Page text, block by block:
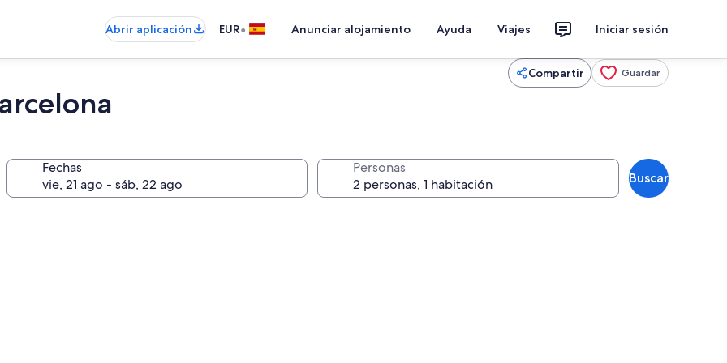
Abrir aplicación EUR• Anunciar alojamiento Ayuda Viajes Iniciar sesión
Compartir Guardar
Fechas Personas
Buscar